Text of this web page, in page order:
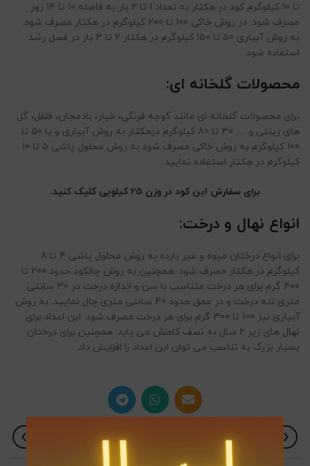
تا 10 کیلوگرم کود در هکتار به تعداد 1 تا 2 بار به فاصله 10 تا 14 روز
مصرف شود. در روش خاکی 100 تا 200 کیلوگرم در هکتار مصرف شود.
به روش آبیاری 50 تا 150 کیلوگرم در هکتار 2 تا 3 بار در فصل رشد
استفاده شود.
محصولات گلخانه ای:
برای محصولات گلخانه ای مانند گوجه فرنگی، خیار، بادمجان، فلفل، گل
های زینتی و … 30 تا 80 کیلوگرم درهکتار به روش آبیاری و یا 50 تا
100 کیلوگرم به روش خاکی مصرف شود.به روش محلول پاشی 5 تا 10
کیلوگرم در هکتار استفاده نمایید.
برای سفارش این کود در وزن 25 کیلویی کلیک کنید.
انواع نهال و درخت:
برای انواع درختان میوه و غیر بارده به روش محلول پاشی 4 تا 8
کیلوگرم در هکتار مصرف شود. همچنین به روش چالکود حدود 200 تا
400 گرم برای هر درخت متناسب با سن و اندازه درخت در 30 سانتی
متری تنه درخت و در عمق حدود 40 سانتی متری چال نمایید. به روش
آبیاری نیز 100 تا 300 گرم برای هر درخت مصرف شود. این اعداد برای
نهال های زیر 2 سال به نصف کاهش می یابد. همچنین برای درختان
بسیار بزرگ به تناسب می توان این اعداد را افزایش داد.